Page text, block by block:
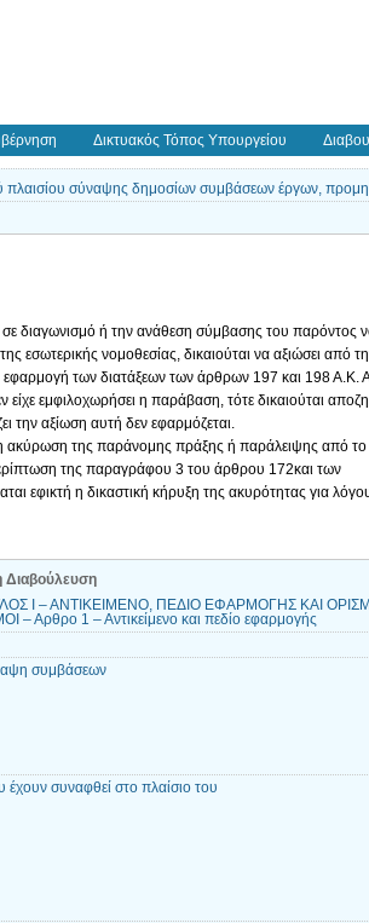
Δικτυακός Τόπος Υπουργείου
πλαισίου σύναψης δημοσίων συμβάσεων έργων,
διαγωνισμό ή την ανάθεση σύμβασης του παρόντος
νομοθεσίας, δικαιούται να αξιώσει από
των διατάξεων των άρθρων 197 και 198 Α.Κ.
είχε εμφιλοχωρήσει η παράβαση, τότε δικαιούται
την αξίωση αυτή δεν εφαρμόζεται.
ακύρωση της παράνομης πράξης ή παράλειψης από το
της παραγράφου 3 του άρθρου 172και των
εφικτή η δικαστική κήρυξη της ακυρότητας για
Διαβούλευση
Ι – ΑΝΤΙΚΕΙΜΕΝΟ, ΠΕΔΙΟ ΕΦΑΡΜΟΓΗΣ ΚΑΙ
1 – Αντικείμενο και πεδίο εφαρμογής
συμβάσεων
συναφθεί στο πλαίσιο του